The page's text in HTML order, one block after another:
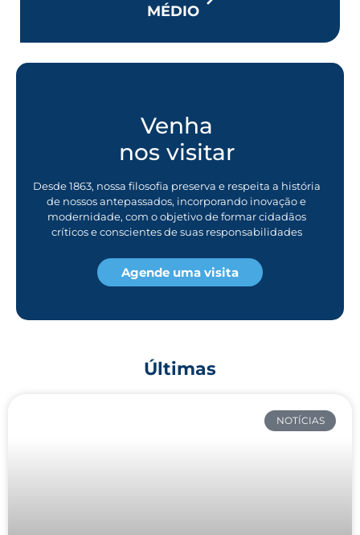
MÉDIO
Venha
nos visitar
Desde 1863, nossa filosofia preserva e respeita a história
de nossos antepassados, incorporando inovação e
modernidade, com o objetivo de formar cidadãos
críticos e conscientes de suas responsabilidades
Agende uma visita
Últimas
NOTÍCIAS